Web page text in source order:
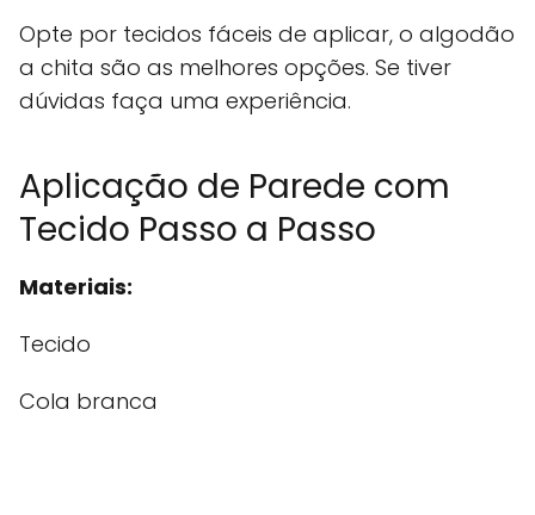
Opte por tecidos fáceis de aplicar, o algodão
a chita são as melhores opções. Se tiver
dúvidas faça uma experiência.
Aplicação de Parede com
Tecido Passo a Passo
Materiais:
Tecido
Cola branca